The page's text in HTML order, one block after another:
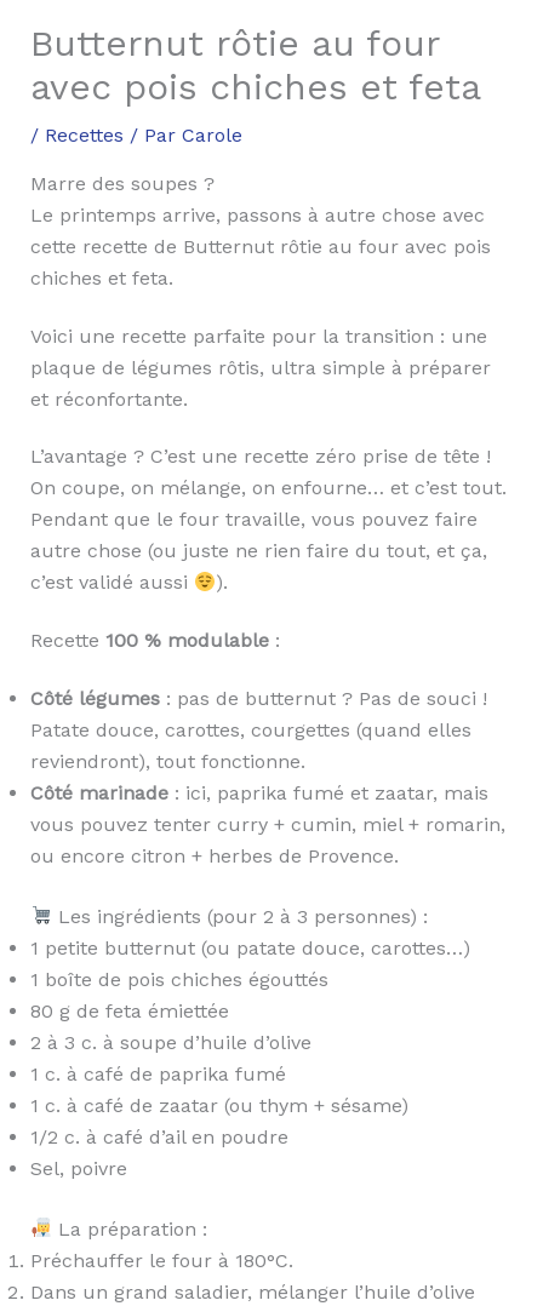
Butternut rôtie au four
avec pois chiches et feta
/ Recettes / Par Carole
Marre des soupes ?
Le printemps arrive, passons à autre chose avec
cette recette de Butternut rôtie au four avec pois
chiches et feta.
Voici une recette parfaite pour la transition : une
plaque de légumes rôtis, ultra simple à préparer
et réconfortante.
L’avantage ? C’est une recette zéro prise de tête !
On coupe, on mélange, on enfourne… et c’est tout.
Pendant que le four travaille, vous pouvez faire
autre chose (ou juste ne rien faire du tout, et ça,
c’est validé aussi
).
Recette 100 % modulable:
Côté légumes: pas de butternut ? Pas de souci !
Patate douce, carottes, courgettes (quand elles
reviendront), tout fonctionne.
Côté marinade: ici, paprika fumé et zaatar, mais
vous pouvez tenter curry + cumin, miel + romarin,
ou encore citron + herbes de Provence.
Les ingrédients (pour 2 à 3 personnes) :
1 petite butternut (ou patate douce, carottes…)
1 boîte de pois chiches égouttés
80 g de feta émiettée
2 à 3 c. à soupe d’huile d’olive
1 c. à café de paprika fumé
1 c. à café de zaatar (ou thym + sésame)
1/2 c. à café d’ail en poudre
Sel, poivre
La préparation :
Préchauffer le four à 180°C.
Dans un grand saladier, mélanger l’huile d’olive